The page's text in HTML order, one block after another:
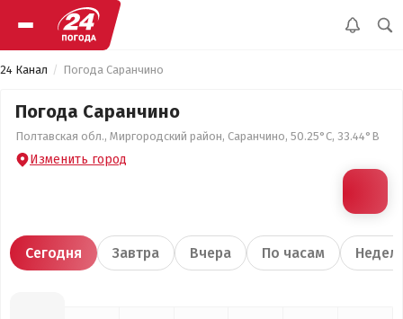
24 Канал Погода Саранчино
Погода Саранчино
Полтавская обл., Миргородский район, Саранчино, 50.25°С, 33.44°В
Изменить город
Сегодня Завтра Вчера По часам